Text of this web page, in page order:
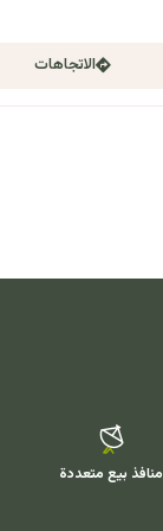
الاتجاهات
منافذ بيع متعددة